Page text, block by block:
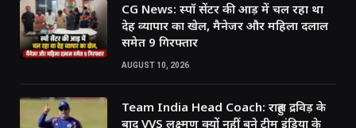
CG News: स्पॉ सेंटर की आड़ में चल रहा था
देह व्यापार का खेल, मैनेजर और महिला दलाल
समेत 9 गिरफ्तार
AUGUST 10, 2026
Team India Head Coach: राहुल द्रविड़ के
बाद VVS लक्ष्मण क्यों नहीं बने टीम इंडिया के